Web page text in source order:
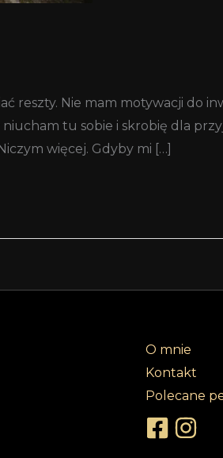
reszty. Nie mam motywacji do
tu sobie i skrobię dla
więcej. Gdyby mi […]
O mnie
Kontakt
Polecane